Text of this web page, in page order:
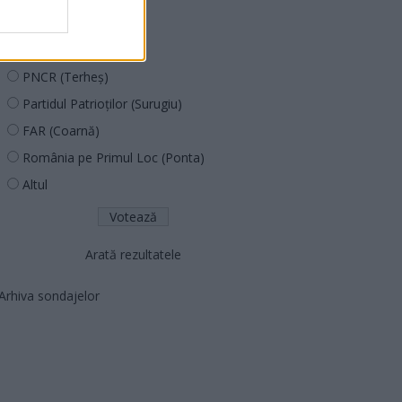
PNCR (Terheș)
Partidul Patrioților (Surugiu)
FAR (Coarnă)
România pe Primul Loc (Ponta)
Altul
Arată rezultatele
sondajelor